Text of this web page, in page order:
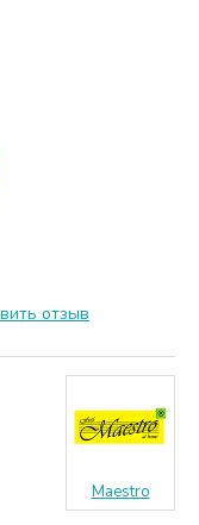
отзыв
Maestro